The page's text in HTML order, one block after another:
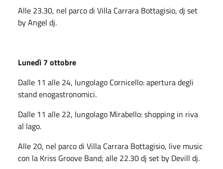
Alle 23.30, nel parco di Villa Carrara Bottagisio, dj set
by Angel dj.
Lunedì 7 ottobre
Dalle 11 alle 24, lungolago Cornicello: apertura degli
stand enogastronomici.
Dalle 11 alle 22, lungolago Mirabello: shopping in riva
al lago.
Alle 20, nel parco di Villa Carrara Bottagisio, live music
con la Kriss Groove Band; alle 22.30 dj set by Devill dj.